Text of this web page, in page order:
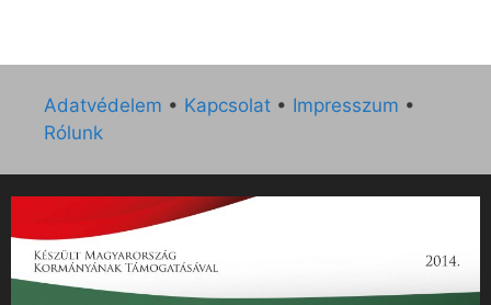
Adatvédelem • Kapcsolat • Impresszum •
Rólunk